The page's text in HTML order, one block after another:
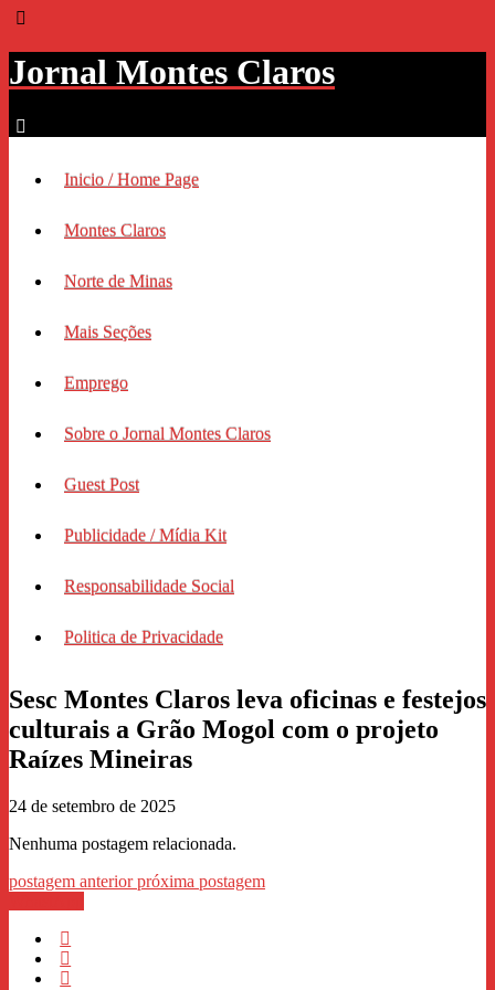
Jornal Montes Claros
Inicio / Home Page
Montes Claros
Norte de Minas
Mais Seções
Emprego
Sobre o Jornal Montes Claros
Guest Post
Publicidade / Mídia Kit
Responsabilidade Social
Politica de Privacidade
Sesc Montes Claros leva oficinas e festejos
culturais a Grão Mogol com o projeto
Raízes Mineiras
24 de setembro de 2025
Nenhuma postagem relacionada.
postagem anteriorpróxima postagem